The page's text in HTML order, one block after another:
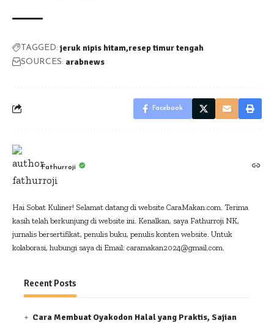
TAGGED: jeruk nipis hitam resep timur tengah
SOURCES: arabnews
Facebook
Fathurroji
Hai Sobat Kuliner! Selamat datang di website CaraMakan.com. Terima
kasih telah berkunjung di website ini. Kenalkan, saya Fathurroji NK,
jurnalis bersertifikat, penulis buku, penulis konten website. Untuk
kolaborasi, hubungi saya di Email: caramakan2024@gmail.com.
Recent Posts
Cara Membuat Oyakodon Halal yang Praktis, Sajian